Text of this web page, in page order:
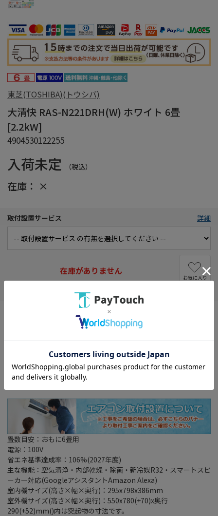
東芝(TOSHIBA)(トウシバ)
大清快 RAS-N221DRH(W) ホワイト 6畳
[2.2kW]
4904530122255
入荷未定 （税込）
在庫： ×
取付設置サービス 詳細
在庫がありません
お気に入り
畳数目安：おもに6畳用
電源：100V
省エネ基準達成率：106%(2027年度)
主な機能：空気清浄・内部乾燥・除菌・新冷媒R32・スマートスピ
ーカー対応(GoogleアシスタントAmazon Alexa)
室内機サイズ(高さ×幅×奥行)：295x798x386mm
室外機サイズ(高さ×幅×奥行)：550x780(+70)x奥行
290(+52)mm()内は突起物の寸法です。